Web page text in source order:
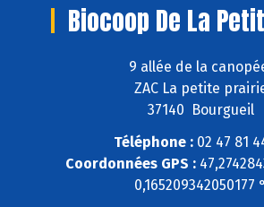
Biocoop De La
9 allée de la
ZAC La petite
37140 Bourgueil
Téléphone :02 47 81
Coordonnées GPS :
0,165209342050177 °